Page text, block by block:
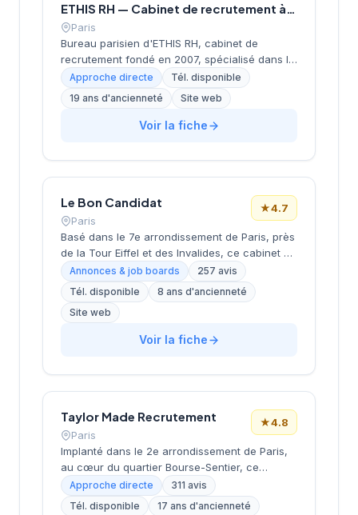
ETHIS RH — Cabinet de recrutement à Paris
Paris
Bureau parisien d'ETHIS RH, cabinet de
recrutement fondé en 2007, spécialisé dans le
conseil en ressources humaines, le
recrutement de cadres et dirigeants, le
coaching et l'outplacement. Situé au 16 rue de
Monceau dans le 8e arrondissement de Paris,
Approche directe
Tél. disponible
19 ans d'ancienneté
Site web
Voir la fiche
Le Bon Candidat
Paris
★4.7
Basé dans le 7e arrondissement de Paris, près
de la Tour Eiffel et des Invalides, ce cabinet de
recrutement bénéficie d'une localisation
prestigieuse au cœur de la capitale. Installé
rue de Bellechasse, il accompagne les
entreprises dans leurs recrutements avec une
approche personnalisée. La structure affiche
une excellente réputation auprès de sa
prestations de conseil en recrutement.
Annonces & job boards
257 avis
Tél. disponible
8 ans d'ancienneté
Site web
Voir la fiche
Taylor Made Recrutement
Paris
★4.8
Implanté dans le 2e arrondissement de Paris,
au cœur du quartier Bourse-Sentier, ce
cabinet de recrutement bénéficie d'un
positionnement stratégique dans un secteur
Approche directe
311 avis
Tél. disponible
17 ans d'ancienneté